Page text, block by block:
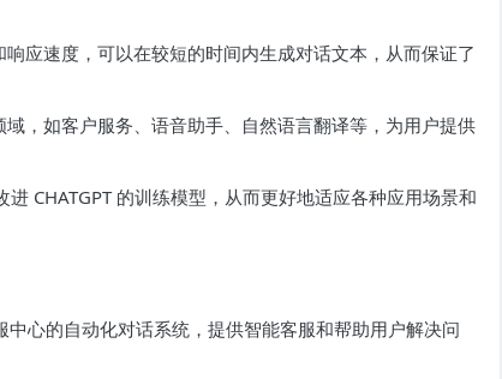
应速度，可以在较短的时间内生成对话文本，从而保证了
，如客户服务、语音助手、自然语言翻译等，为用户提供
CHATGPT 的训练模型，从而更好地适应各种应用场景和
中心的自动化对话系统，提供智能客服和帮助用户解决问